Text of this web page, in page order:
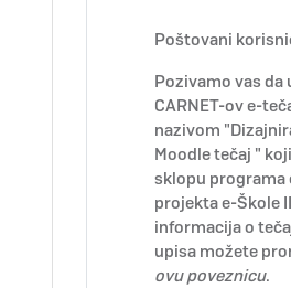
Poštovani
Pozivamo vas da
CARNET-ov e-
nazivom
Moodle tečaj "
sklopu programa
projekta e-Škole
informacija o
upisa možete
ovu poveznicu.